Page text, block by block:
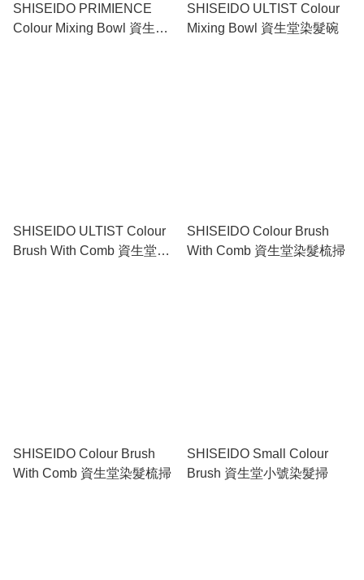
SHISEIDO PRIMIENCE
Colour Mixing Bowl 資生堂
SHISEIDO ULTIST Colour
Mixing Bowl 資生堂染髮碗
SHISEIDO ULTIST Colour
Brush With Comb 資生堂染
SHISEIDO Colour Brush
With Comb 資生堂染髮梳掃
SHISEIDO Colour Brush
With Comb 資生堂染髮梳掃
SHISEIDO Small Colour
Brush 資生堂小號染髮掃